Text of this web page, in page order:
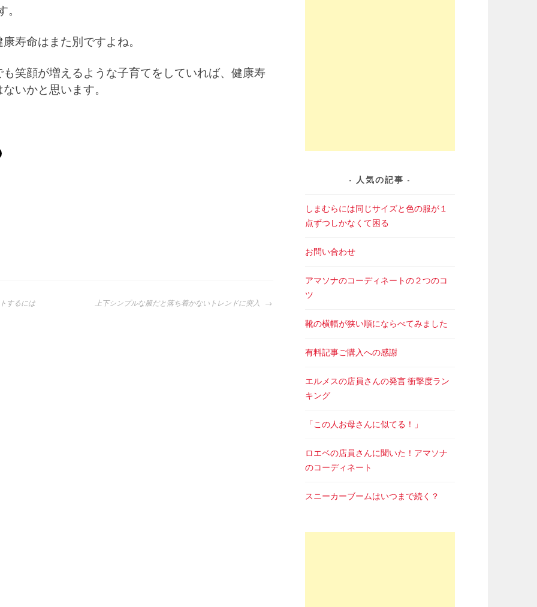
寿命はまた別ですよね。
笑顔が増えるような子育てをしていれば、健康寿
いかと思います。
するには 上下シンプルな服だと落ち着かないトレンドに突入
人気の記事
しまむらには同じサイズと色の服が１
点ずつしかなくて困る
お問い合わせ
アマソナのコーディネートの２つのコ
ツ
靴の横幅が狭い順にならべてみました
有料記事ご購入への感謝
エルメスの店員さんの発言 衝撃度ラン
キング
「この人お母さんに似てる！」
ロエベの店員さんに聞いた！アマソナ
のコーディネート
スニーカーブームはいつまで続く？